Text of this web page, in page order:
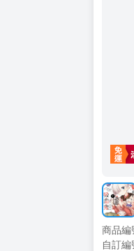
商品編
自訂編